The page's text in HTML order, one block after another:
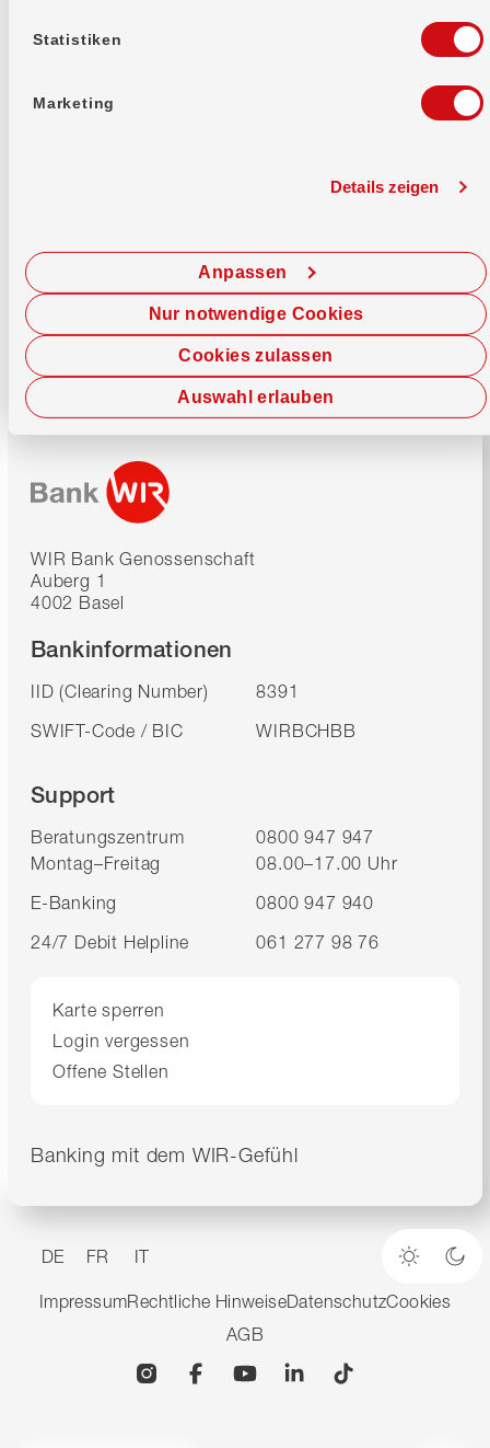
Statistiken
Marketing
Details zeigen
Cookies zulassen
Anpassen
Auswahl erlauben
Nur notwendige Cookies
Jetzt chatten
WIR Bank Genossenschaft
Auberg 1
4002 Basel
Bankinformationen
IID (Clearing Number)
8391
SWIFT-Code / BIC
WIRBCHBB
Support
Beratungszentrum
0800 947 947
Montag–Freitag
08.00–17.00 Uhr
E-Banking
0800 947 940
24/7 Debit Helpline
061 277 98 76
Karte sperren
Login vergessen
Offene Stellen
Banking mit dem WIR-Gefühl
DE FR IT
Heller
ImpressumRechtliche HinweiseDatenschutzCookies
AGB
InstagramFacebookYouTubeLinkedin